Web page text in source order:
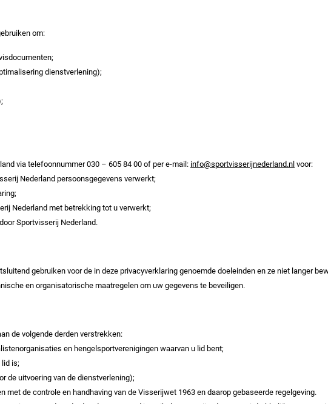
om:
dienstverlening);
via telefoonnummer 030 – 605 84 00 of per e-mail: info@sportvisserijnederland.nl voor:
Nederland persoonsgegevens verwerkt;
Nederland met betrekking tot u verwerkt;
Sportvisserij Nederland.
gebruiken voor de in deze privacyverklaring genoemde doeleinden en ze niet langer
en organisatorische maatregelen om uw gegevens te beveiligen.
de volgende derden verstrekken:
en hengelsportverenigingen waarvan u lid bent;
lid is;
de uitvoering van de dienstverlening);
met de controle en handhaving van de Visserijwet 1963 en daarop gebaseerde regelgeving.